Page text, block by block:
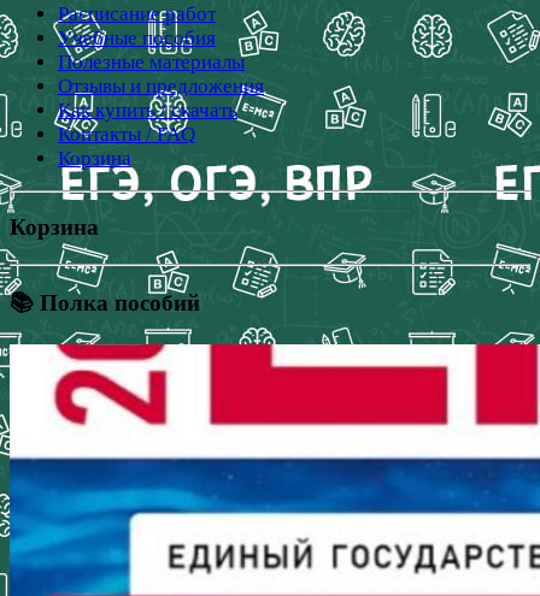
Расписание работ
Учебные пособия
Полезные материалы
Отзывы и предложения
Как купить / скачать
Контакты / FAQ
Корзина
Корзина
📚 Полка пособий